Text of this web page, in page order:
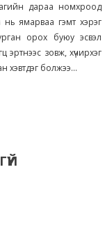
дараа номхроод
нь ямарваа гэмт хэрэг
орох буюу эсвэл
эртнээс зовж, хүчирхэг
хэвтдэг болжээ...